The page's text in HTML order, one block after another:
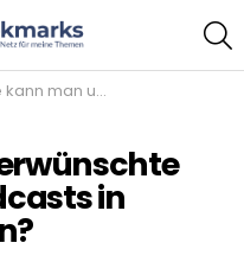
Kanäle oder Broadcasts in WhatsApp löschen?
in